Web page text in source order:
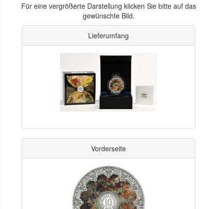
Für eine vergrößerte Darstellung klicken Sie bitte auf das
gewünschte Bild.
Lieferumfang
Vorderseite